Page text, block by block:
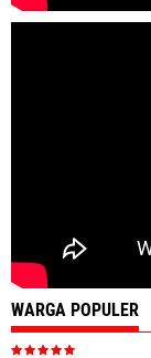
WARGA POPULER